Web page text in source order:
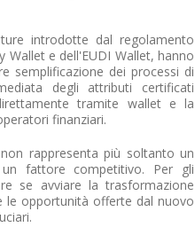
introdotte dal regolamento
Wallet e dell'EUDI Wallet, hanno
semplificazione dei processi di
degli attributi certificati
tramite wallet e la
finanziari.
rappresenta più soltanto un
fattore competitivo. Per gli
se avviare la trasformazione
le opportunità offerte dal nuovo